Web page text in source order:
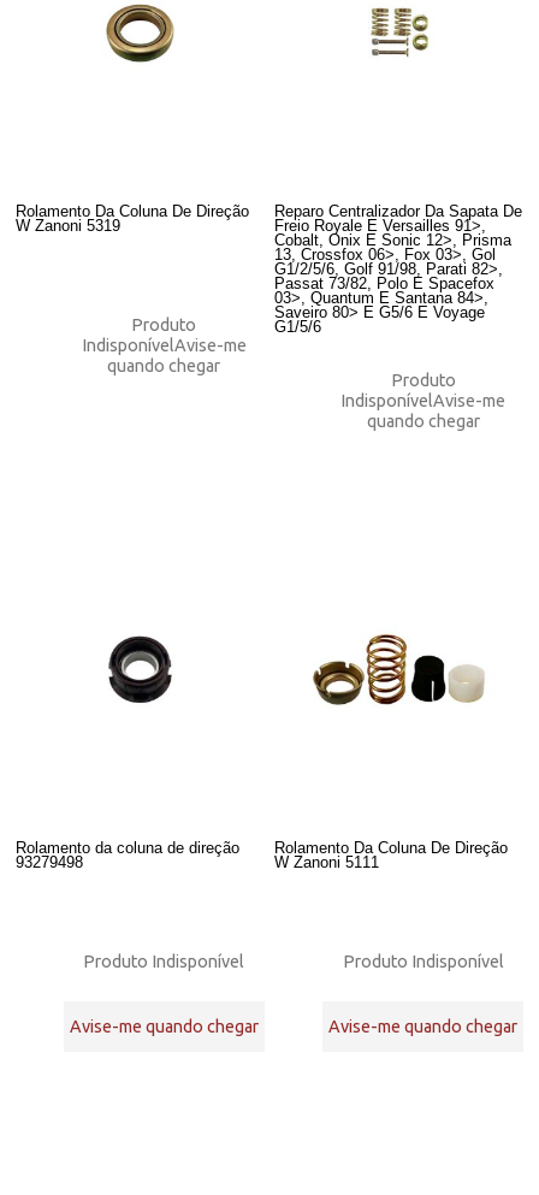
Rolamento Da Coluna De Direção
W Zanoni 5319
Produto
IndisponívelAvise-me
quando chegar
Reparo Centralizador Da Sapata De
Freio Royale E Versailles 91>,
Cobalt, Onix E Sonic 12>, Prisma
13, Crossfox 06>, Fox 03>, Gol
G1/2/5/6, Golf 91/98, Parati 82>,
Passat 73/82, Polo E Spacefox
03>, Quantum E Santana 84>,
Saveiro 80> E G5/6 E Voyage
G1/5/6
Produto
IndisponívelAvise-me
quando chegar
Rolamento da coluna de direção
93279498
Produto Indisponível
Avise-me quando chegar
Rolamento Da Coluna De Direção
W Zanoni 5111
Produto Indisponível
Avise-me quando chegar